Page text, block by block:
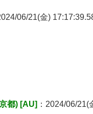
06/21(金)
都) [AU] ：2024/06/